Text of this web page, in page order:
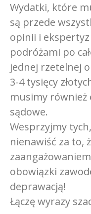
Wydatki, które
są przede
opinii i
podróżami po
jednej rzetelnej
3-4 tysięcy
musimy również
sądowe.
Wesprzyjmy
nienawiść za to,
obowiązki
deprawacją!
Łączę wyrazy